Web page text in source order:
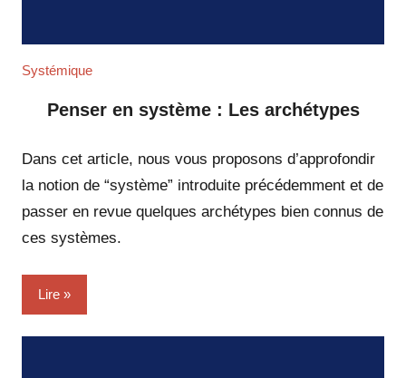
Systémique
Penser en système : Les archétypes
Dans cet article, nous vous proposons d’approfondir
la notion de “système” introduite précédemment et de
passer en revue quelques archétypes bien connus de
ces systèmes.
Lire